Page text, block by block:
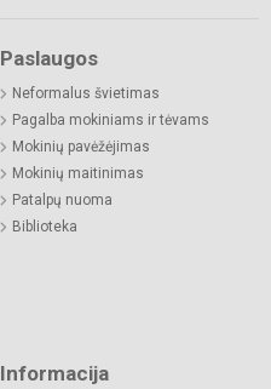
Paslaugos
Neformalus švietimas
Pagalba mokiniams ir tėvams
Mokinių pavėžėjimas
Mokinių maitinimas
Patalpų nuoma
Biblioteka
Informacija